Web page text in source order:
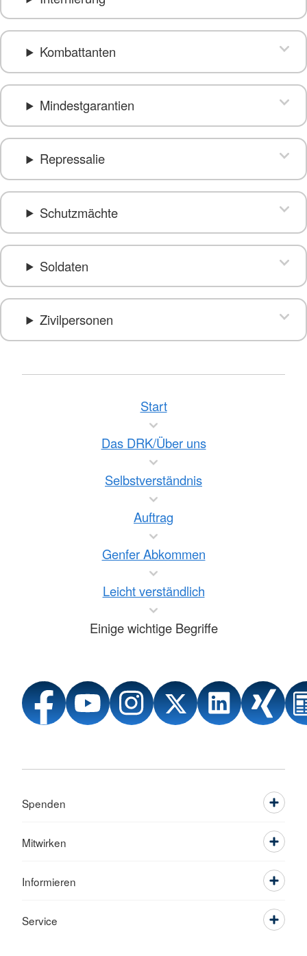
Kombattanten
Mindestgarantien
Repressalie
Schutzmächte
Soldaten
Zivilpersonen
Start
Das DRK/Über uns
Selbstverständnis
Auftrag
Genfer Abkommen
Leicht verständlich
Einige wichtige Begriffe
Spenden
Mitwirken
Informieren
Service